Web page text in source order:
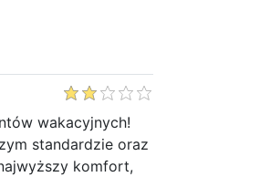
wakacyjnych!
standardzie oraz
komfort,